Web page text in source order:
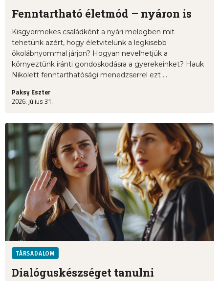
Fenntartható életmód – nyáron is
Kisgyermekes családként a nyári melegben mit
tehetünk azért, hogy életvitelünk a legkisebb
ökolábnyommal járjon? Hogyan nevelhetjük a
környeztünk iránti gondoskodásra a gyerekeinket? Hauk
Nikolett fenntarthatósági menedzserrel ezt ...
Paksy Eszter
2026. július 31.
TÁRSADALOM
Dialóguskészséget tanulni